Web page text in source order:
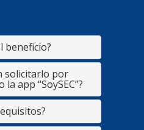
beneficio?
solicitarlo por
app “SoySEC”?